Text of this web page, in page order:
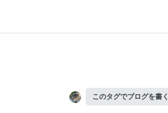
このタグでブログを書く